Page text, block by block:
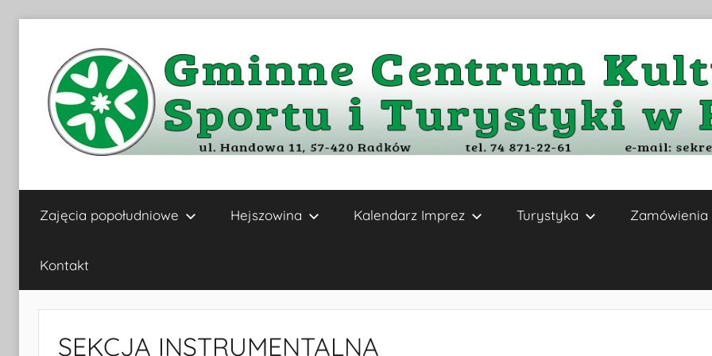
Gminne
Centrum
Kultury,
Sportu
Zajęcia popołudniowe Hejszowina Kalendarz Imprez Turystyka Zamówienia
Kontakt
SEKCJA INSTRUMENTALNA